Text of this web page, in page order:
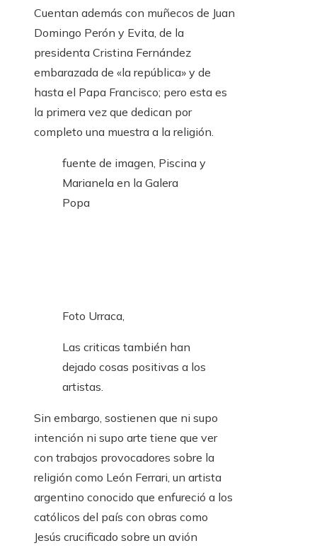
Cuentan además con muñecos de Juan
Domingo Perón y Evita, de la
presidenta Cristina Fernández
embarazada de «la república» y de
hasta el Papa Francisco; pero esta es
la primera vez que dedican por
completo una muestra a la religión.
fuente de imagen, Piscina y
Marianela en la Galera
Popa
Foto Urraca,
Las criticas también han
dejado cosas positivas a los
artistas.
Sin embargo, sostienen que ni supo
intención ni supo arte tiene que ver
con trabajos provocadores sobre la
religión como León Ferrari, un artista
argentino conocido que enfureció a los
católicos del país con obras como
Jesús crucificado sobre un avión